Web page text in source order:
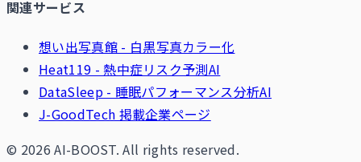
関連サービス
想い出写真館 - 白黒写真カラー化
Heat119 - 熱中症リスク予測AI
DataSleep - 睡眠パフォーマンス分析AI
J-GoodTech 掲載企業ページ
© 2026 AI-BOOST. All rights reserved.